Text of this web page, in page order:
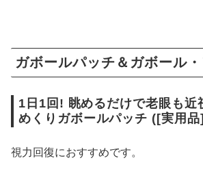
ガボールパッチ＆ガボール
1日1回! 眺めるだけで老眼も近
めくりガボールパッチ ([実用品
視力回復におすすめです。